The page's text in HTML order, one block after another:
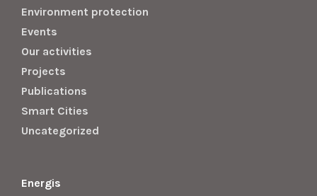
Environment protection
Events
Our activities
Projects
Publications
Smart Cities
Uncategorized
Energis